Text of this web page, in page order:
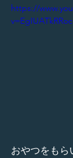
https://
v=EgIUATkRRoc
おやつをもら